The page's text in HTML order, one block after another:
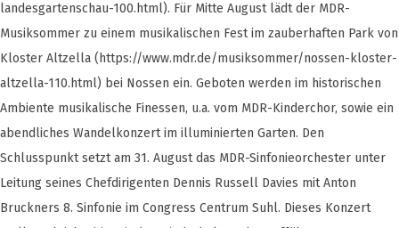
landesgartenschau-100.html). Für Mitte August lädt der MDR-
Musiksommer zu einem musikalischen Fest im zauberhaften Park von
Kloster Altzella (https://www.mdr.de/musiksommer/nossen-kloster-
altzella-110.html) bei Nossen ein. Geboten werden im historischen
Ambiente musikalische Finessen, u.a. vom MDR-Kinderchor, sowie ein
abendliches Wandelkonzert im illuminierten Garten. Den
Schlusspunkt setzt am 31. August das MDR-Sinfonieorchester unter
Leitung seines Chefdirigenten Dennis Russell Davies mit Anton
Bruckners 8. Sinfonie im Congress Centrum Suhl. Dieses Konzert